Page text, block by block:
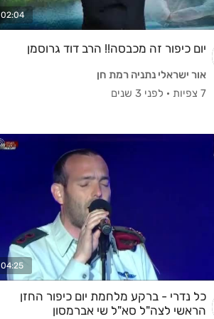
02:04
יום כיפור זה מכבסה!! הרב דוד גרוסמן
אור ישראלי נתניה רמת חן
7 צפיות
· לפני 3 שנים
04:25
כל נדרי - ברקע מלחמת יום כיפור החזן
הראשי לצה"ל סא"ל שי אברמסון